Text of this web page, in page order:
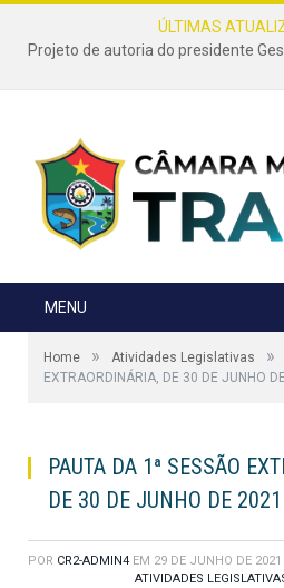
ÚLTIMAS
MENU
Home » Atividades Legislativas »
EXTRAORDINÁRIA, DE 30 DE JUNHO
PAUTA DA 1ª SESSÃO
DE 30 DE JUNHO DE 2021
POR CR2-ADMIN4 EM 29 DE JUNHO DE 2021
ATIVIDADES